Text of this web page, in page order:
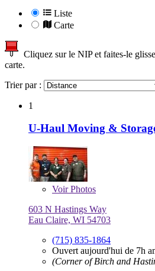
Liste
Carte
Cliquez sur le NIP et faites-le
carte.
Trier par :
1
U-Haul Moving &
VoirPhotos
603 N Hastings Way
Eau Claire, WI 54703
(715) 835-1864
Ouvert aujourd'hui de 7h
(Corner of Birch and